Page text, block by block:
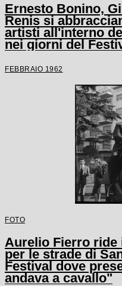
Ernesto Bonino,
Renis si
artisti all'interno
nei giorni del
FEBBRAIO 1962
FOTO
Aurelio Fierro ride
per le strade di
Festival dove
andava a cavallo"